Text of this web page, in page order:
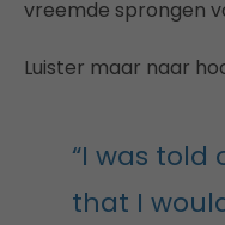
vreemde sprongen
Luister maar naar
“I was told
that I